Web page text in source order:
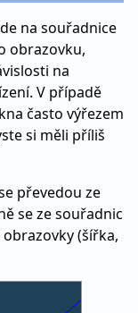
na souřadnice
obrazovku,
na
V případě
často výřezem
si měli příliš
převedou ze
se ze souřadnic
(šířka,